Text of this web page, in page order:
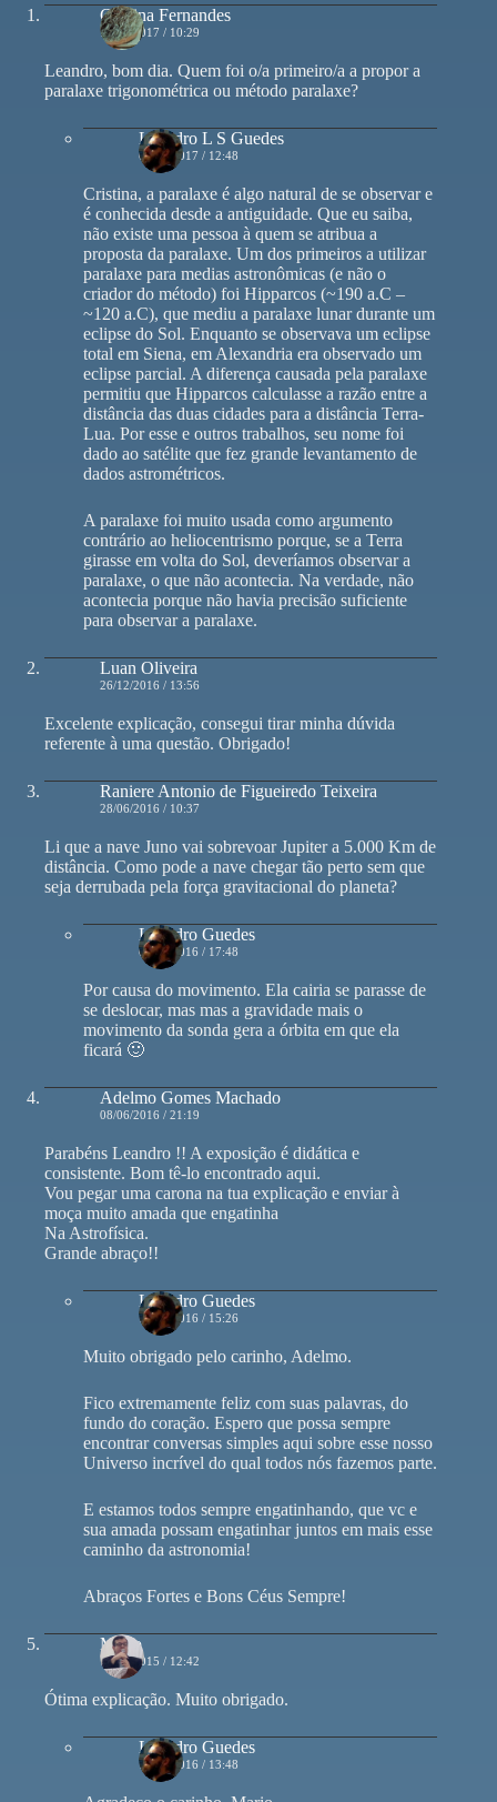
Cristina Fernandes
16/03/2017 / 10:29
Leandro, bom dia. Quem foi o/a primeiro/a a propor a
paralaxe trigonométrica ou método paralaxe?
Leandro L S Guedes
02/05/2017 / 12:48
Cristina, a paralaxe é algo natural de se observar e
é conhecida desde a antiguidade. Que eu saiba,
não existe uma pessoa à quem se atribua a
proposta da paralaxe. Um dos primeiros a utilizar
paralaxe para medias astronômicas (e não o
criador do método) foi Hipparcos (~190 a.C –
~120 a.C), que mediu a paralaxe lunar durante um
eclipse do Sol. Enquanto se observava um eclipse
total em Siena, em Alexandria era observado um
eclipse parcial. A diferença causada pela paralaxe
permitiu que Hipparcos calculasse a razão entre a
distância das duas cidades para a distância Terra-
Lua. Por esse e outros trabalhos, seu nome foi
dado ao satélite que fez grande levantamento de
dados astrométricos.
A paralaxe foi muito usada como argumento
contrário ao heliocentrismo porque, se a Terra
girasse em volta do Sol, deveríamos observar a
paralaxe, o que não acontecia. Na verdade, não
acontecia porque não havia precisão suficiente
para observar a paralaxe.
Luan Oliveira
26/12/2016 / 13:56
Excelente explicação, consegui tirar minha dúvida
referente à uma questão. Obrigado!
Raniere Antonio de Figueiredo Teixeira
28/06/2016 / 10:37
Li que a nave Juno vai sobrevoar Jupiter a 5.000 Km de
distância. Como pode a nave chegar tão perto sem que
seja derrubada pela força gravitacional do planeta?
Leandro Guedes
01/07/2016 / 17:48
Por causa do movimento. Ela cairia se parasse de
se deslocar, mas mas a gravidade mais o
movimento da sonda gera a órbita em que ela
ficará 🙂
Adelmo Gomes Machado
08/06/2016 / 21:19
Parabéns Leandro !! A exposição é didática e
consistente. Bom tê-lo encontrado aqui.
Vou pegar uma carona na tua explicação e enviar à
moça muito amada que engatinha
Na Astrofísica.
Grande abraço!!
Leandro Guedes
15/06/2016 / 15:26
Muito obrigado pelo carinho, Adelmo.
Fico extremamente feliz com suas palavras, do
fundo do coração. Espero que possa sempre
encontrar conversas simples aqui sobre esse nosso
Universo incrível do qual todos nós fazemos parte.
E estamos todos sempre engatinhando, que vc e
sua amada possam engatinhar juntos em mais esse
caminho da astronomia!
Abraços Fortes e Bons Céus Sempre!
Mario
16/12/2015 / 12:42
Ótima explicação. Muito obrigado.
Leandro Guedes
12/01/2016 / 13:48